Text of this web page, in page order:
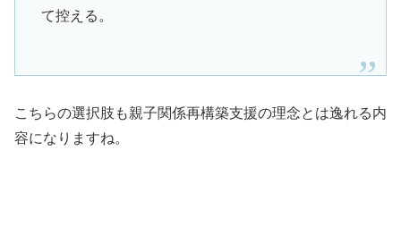
て控える。
こちらの選択肢も親子関係再構築支援の理念とは逸れる内
容になりますね。